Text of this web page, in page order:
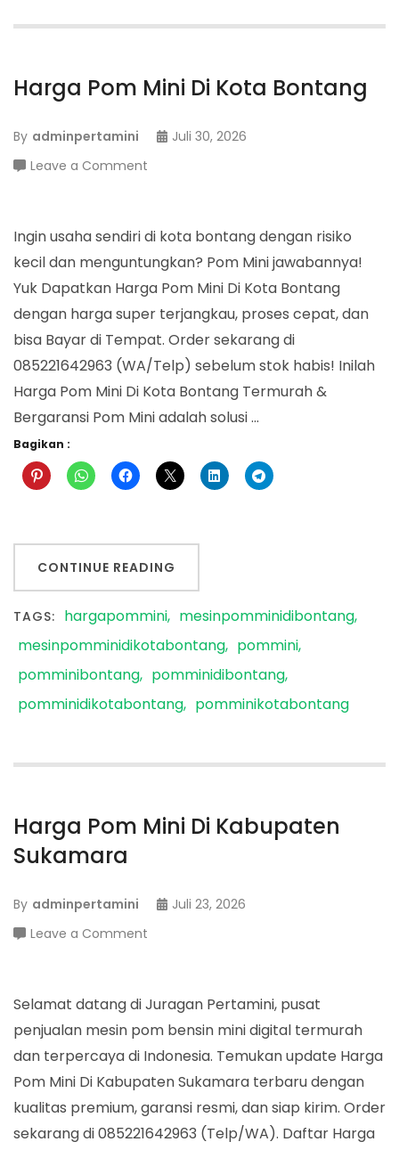
Harga Pom Mini Di Kota Bontang
By adminpertamini
Juli 30, 2026
Leave a Comment
Mini
Di
Kota
Bontang
Ingin usaha sendiri di kota bontang dengan risiko
kecil dan menguntungkan? Pom Mini jawabannya!
Yuk Dapatkan Harga Pom Mini Di Kota Bontang
dengan harga super terjangkau, proses cepat, dan
bisa Bayar di Tempat. Order sekarang di
085221642963 (WA/Telp) sebelum stok habis! Inilah
Harga Pom Mini Di Kota Bontang Termurah &
Bergaransi Pom Mini adalah solusi …
Bagikan :
CONTINUE READING
TAGS: hargapommini
mesinpomminidibontang
mesinpomminidikotabontang
pommini
pomminibontang
pomminidibontang
pomminidikotabontang
pomminikotabontang
Harga Pom Mini Di Kabupaten
Sukamara
By adminpertamini
Juli 23, 2026
Leave a Comment
Mini
Di
Kabupaten
Sukamara
Selamat datang di Juragan Pertamini, pusat
penjualan mesin pom bensin mini digital termurah
dan terpercaya di Indonesia. Temukan update Harga
Pom Mini Di Kabupaten Sukamara terbaru dengan
kualitas premium, garansi resmi, dan siap kirim. Order
sekarang di 085221642963 (Telp/WA). Daftar Harga